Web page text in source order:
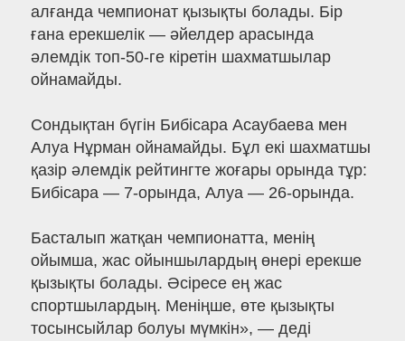
алғанда чемпионат қызықты болады. Бір
ғана ерекшелік — әйелдер арасында
әлемдік топ-50-ге кіретін шахматшылар
ойнамайды.
Сондықтан бүгін Бибісара Асаубаева мен
Алуа Нұрман ойнамайды. Бұл екі шахматшы
қазір әлемдік рейтингте жоғары орында тұр:
Бибісара — 7-орында, Алуа — 26-орында.
Басталып жатқан чемпионатта, менің
ойымша, жас ойыншылардың өнері ерекше
қызықты болады. Әсіресе ең жас
спортшылардың. Меніңше, өте қызықты
тосынсыйлар болуы мүмкін», — деді